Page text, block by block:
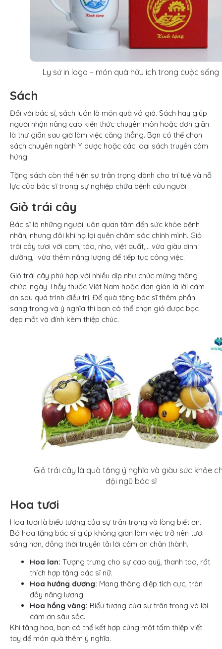
Ly sứ in logo – món quà hữu ích trong cuộc sống
Sách
Đối với bác sĩ, sách luôn là món quà vô giá. Sách hay giúp
người nhận nâng cao kiến thức chuyên môn hoặc đơn giản
là thư giãn sau giờ làm việc căng thẳng. Bạn có thể chọn
sách chuyên ngành Y dược hoặc các loại sách truyền cảm
hứng.
Tặng sách còn thể hiện sự trân trọng dành cho trí tuệ và nỗ
lực của bác sĩ trong sự nghiệp chữa bệnh cứu người.
Giỏ trái cây
Bác sĩ là những người luôn quan tâm đến sức khỏe bệnh
nhân, nhưng đôi khi họ lại quên chăm sóc chính mình. Giỏ
trái cây tươi với cam, táo, nho, việt quất,… vừa giàu dinh
dưỡng, vừa thêm năng lượng để tiếp tục công việc.
Giỏ trái cây phù hợp với nhiều dịp như chúc mừng thăng
chức, ngày Thầy thuốc Việt Nam hoặc đơn giản là lời cảm
ơn sau quá trình điều trị. Để quà tặng bác sĩ thêm phần
sang trọng và ý nghĩa thì bạn có thể chọn giỏ được bọc
đẹp mắt và đính kèm thiệp chúc.
Giỏ trái cây là quà tặng ý nghĩa và giàu sức khỏe
đội ngũ bác sĩ
Hoa tươi
Hoa tươi là biểu tượng của sự trân trọng và lòng biết ơn.
Bó hoa tặng bác sĩ giúp không gian làm việc trở nên tươi
sáng hơn, đồng thời truyền tải lời cảm ơn chân thành.
Hoa lan: Tượng trưng cho sự cao quý, thanh tao, rất
thích hợp tặng bác sĩ nữ.
Hoa hướng dương: Mang thông điệp tích cực, tràn
đầy năng lượng.
Hoa hồng vàng: Biểu tượng của sự trân trọng và lời
cảm ơn sâu sắc.
Khi tặng hoa, bạn có thể kết hợp cùng một tấm thiệp viết
tay để món quà thêm ý nghĩa.